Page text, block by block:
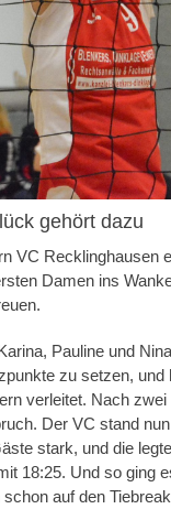
gehört dazu
VC Recklinghausen
Damen ins
Pauline und
zu setzen,
verleitet. Nach
Der VC stand
stark, und die
18:25. Und so ging
auf den